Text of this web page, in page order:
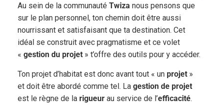
Au sein de la communauté Twiza nous pensons que
sur le plan personnel, ton chemin doit être aussi
nourrissant et satisfaisant que ta destination. Cet
idéal se construit avec pragmatisme et ce volet
« gestion du projet» t’offre des outils pour y accéder.
Ton projet d’habitat est donc avant tout « un projet»
et doit être abordé comme tel. La gestion de projet
est le règne de la rigueur au service de l’efficacité.